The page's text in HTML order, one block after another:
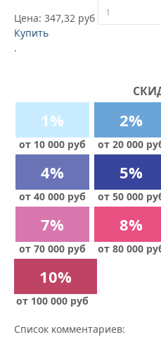
Цена: 347,32 руб
Купить
.
1%
от 10 000 руб
2%
от 20 000
4%
от 40 000 руб
5%
от 50 000
7%
от 70 000 руб
8%
от 80 000
10%
от 100 000 руб
Список комментариев: